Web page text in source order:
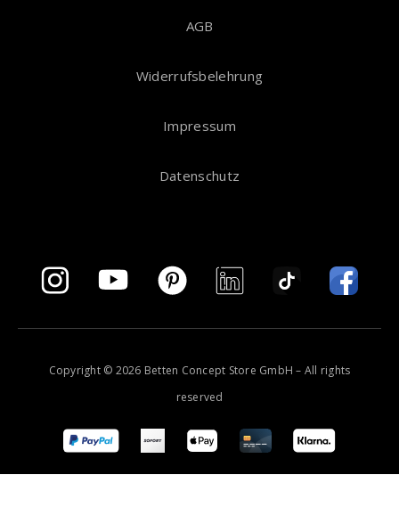
AGB
Widerrufsbelehrung
Impressum
Datenschutz
Copyright © 2026 Betten Concept Store GmbH – All rights
reserved